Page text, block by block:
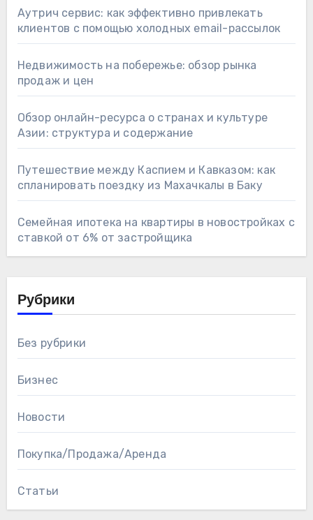
Аутрич сервис: как эффективно привлекать
клиентов с помощью холодных email-рассылок
Недвижимость на побережье: обзор рынка
продаж и цен
Обзор онлайн-ресурса о странах и культуре
Азии: структура и содержание
Путешествие между Каспием и Кавказом: как
спланировать поездку из Махачкалы в Баку
Семейная ипотека на квартиры в новостройках с
ставкой от 6% от застройщика
Рубрики
Без рубрики
Бизнес
Новости
Покупка/Продажа/Аренда
Статьи